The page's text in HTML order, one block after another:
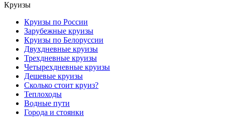
Круизы
Круизы по России
Зарубежные круизы
Круизы по Белоруссии
Двухдневные круизы
Трехдневные круизы
Четырехдневные круизы
Дешевые круизы
Сколько стоит круиз?
Теплоходы
Водные пути
Города и стоянки